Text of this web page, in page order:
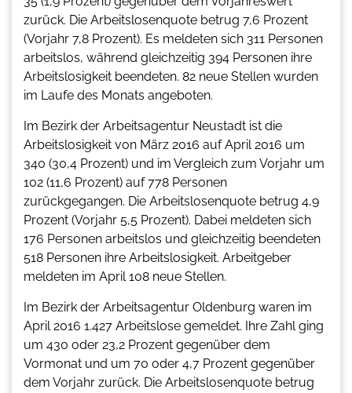
zurück. Die Arbeitslosenquote betrug 7,6 Prozent
(Vorjahr 7,8 Prozent). Es meldeten sich 311 Personen
arbeitslos, während gleichzeitig 394 Personen ihre
Arbeitslosigkeit beendeten. 82 neue Stellen wurden
im Laufe des Monats angeboten.
Im Bezirk der Arbeitsagentur Neustadt ist die
Arbeitslosigkeit von März 2016 auf April 2016 um
340 (30,4 Prozent) und im Vergleich zum Vorjahr um
102 (11,6 Prozent) auf 778 Personen
zurückgegangen. Die Arbeitslosenquote betrug 4,9
Prozent (Vorjahr 5,5 Prozent). Dabei meldeten sich
176 Personen arbeitslos und gleichzeitig beendeten
518 Personen ihre Arbeitslosigkeit. Arbeitgeber
meldeten im April 108 neue Stellen.
Im Bezirk der Arbeitsagentur Oldenburg waren im
April 2016 1.427 Arbeitslose gemeldet. Ihre Zahl ging
um 430 oder 23,2 Prozent gegenüber dem
Vormonat und um 70 oder 4,7 Prozent gegenüber
dem Vorjahr zurück. Die Arbeitslosenquote betrug